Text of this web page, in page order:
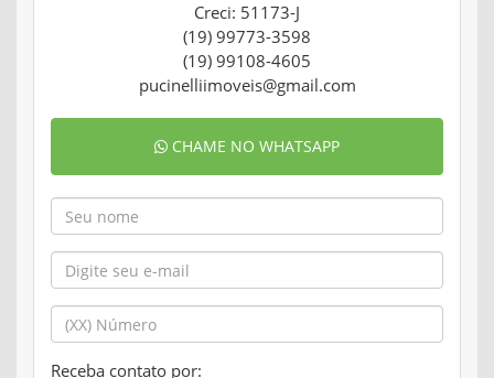
Creci: 51173-J
(19) 99773-3598
(19) 99108-4605
pucinelliimoveis@gmail.com
CHAME NO WHATSAPP
Receba contato por: